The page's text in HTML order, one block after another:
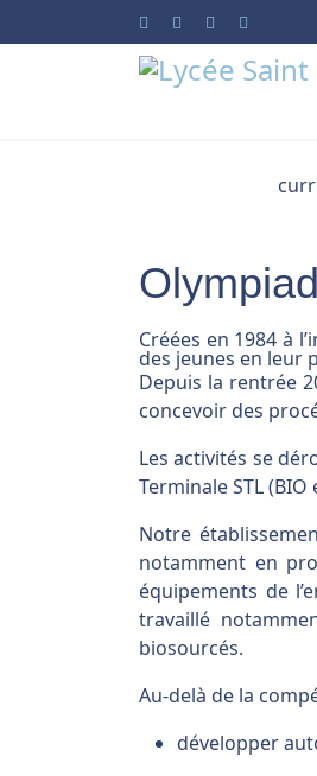
Créées en 1984 à
des jeunes en leur
Depuis la rentrée
concevoir des
Les activités se
Terminale STL (BIO
Notre
notamment en
équipements de
travaillé
biosourcés.
Au-delà de la
développer